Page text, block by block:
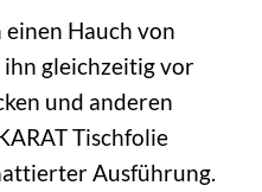
Hauch von
ihn gleichzeitig vor
und anderen
Tischfolie
Ausführung.